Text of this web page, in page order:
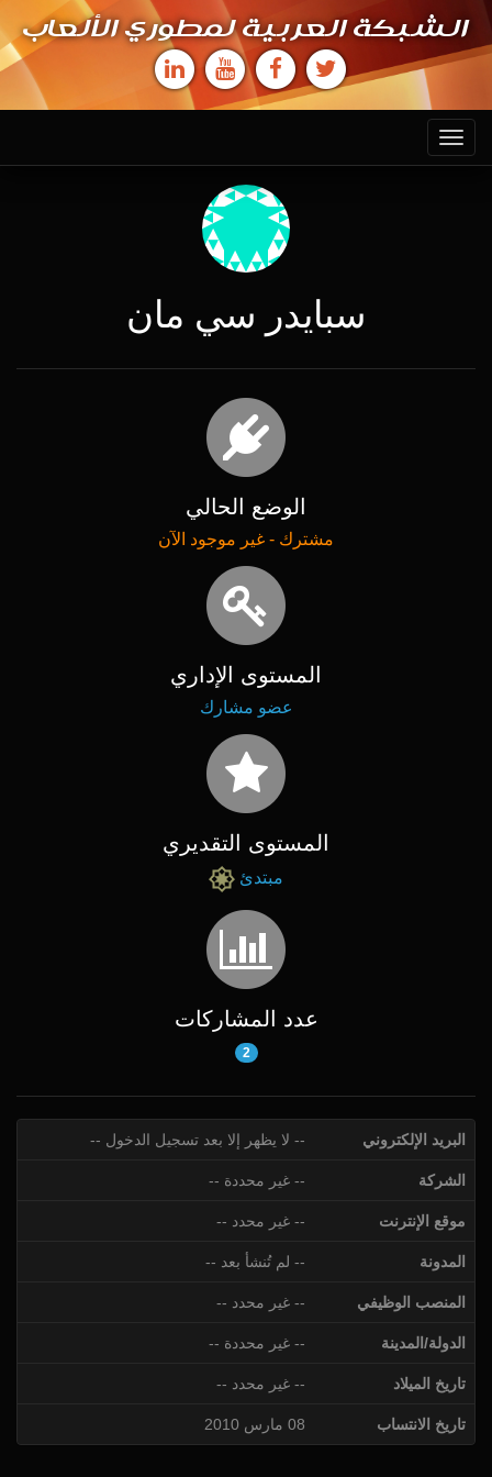
الشبكة العربية لمطوري الألعاب
Toggle
navigation
سبايدر سي مان
الوضع الحالي
مشترك - غير موجود الآن
المستوى الإداري
عضو مشارك
المستوى التقديري
مبتدئ
عدد المشاركات
2
البريد الإلكتروني -- لا يظهر إلا بعد تسجيل الدخول --
الشركة -- غير محددة --
موقع الإنترنت -- غير محدد --
المدونة -- لم تُنشأ بعد --
المنصب الوظيفي -- غير محدد --
الدولة/المدينة -- غير محددة --
تاريخ الميلاد -- غير محدد --
تاريخ الانتساب 08 مارس 2010